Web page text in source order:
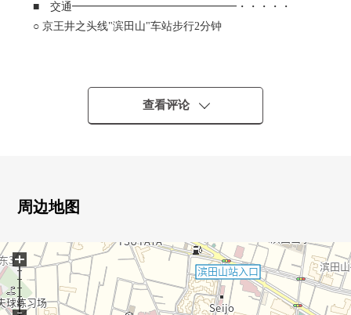
■ 交通━━━━━━━━━━━━━━━・・・・・
○ 京王井之头线"滨田山"车站步行2分钟
0 被在绿包起来，感到四季的低层Mansion
0 三井不动产株式会社、三井物产株式会社开发并分售
0 清水建设株式会社施工
窗
0 防盗门
0 附带TV监视器的内部对讲机
0 有浴室换气干燥机
0 漂亮地使用室内
查看评论
周边地图
+